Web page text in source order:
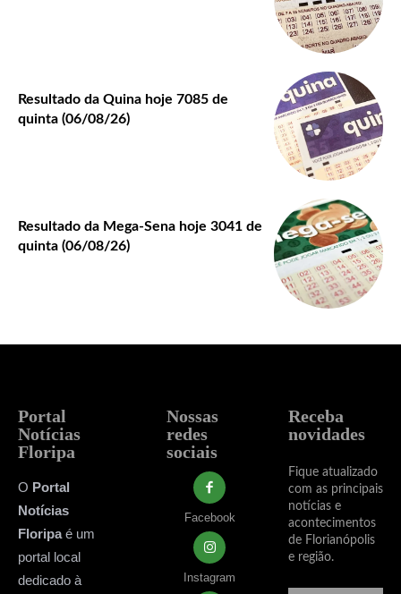
Resultado da Quina hoje 7085 de
quinta (06/08/26)
Resultado da Mega-Sena hoje 3041 de
quinta (06/08/26)
Portal
Notícias
Floripa
O Portal
Notícias
Floripaé um
portal local
dedicado à
Nossas
redes
sociais
Facebook
Instagram
Receba
novidades
Fique atualizado
com as principais
notícias e
acontecimentos
de Florianópolis
e região.